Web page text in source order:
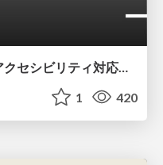
1 420